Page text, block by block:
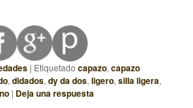
| Etiquetado capazo,capazo
,didados,dy da dos,ligero,silla ligera,
| Deja una respuesta